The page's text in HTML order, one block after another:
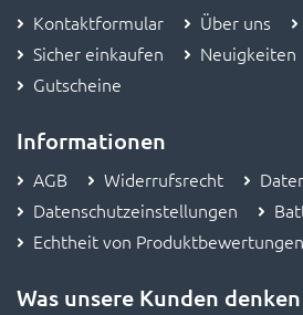
Kontaktformular Über uns
Sicher einkaufen
Neuigkeiten
Gutscheine
Informationen
AGB Widerrufsrecht
Datenschutzeinstellungen
Echtheit von Produktbewertungen
Was unsere Kunden denken